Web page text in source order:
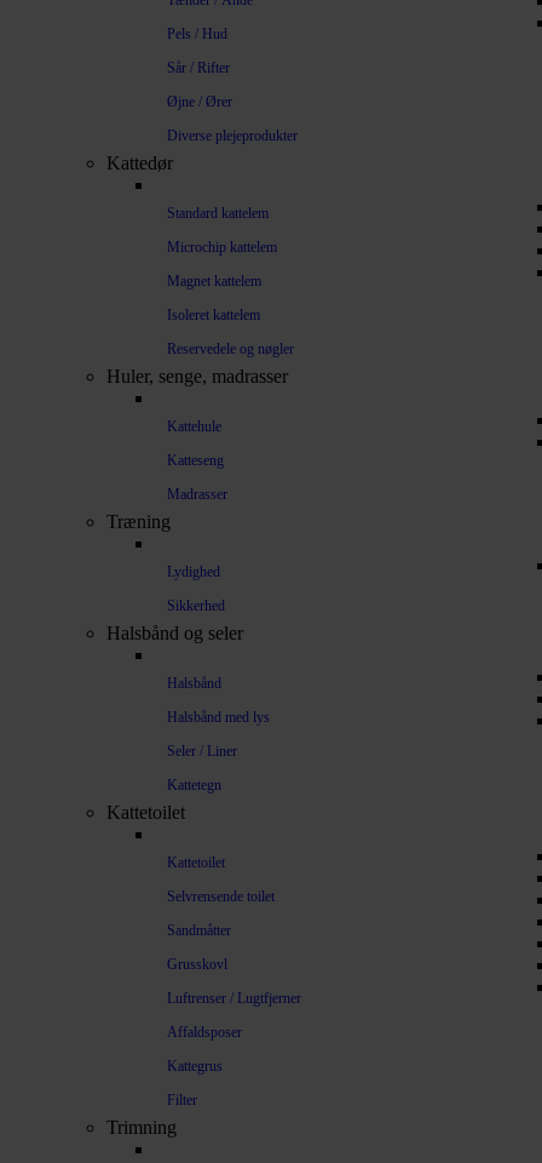
Pels / Hud
Sår / Rifter
Øjne / Ører
Diverse plejeprodukter
Kattedør
Standard kattelem
Microchip kattelem
Magnet kattelem
Isoleret kattelem
Reservedele og nøgler
Huler, senge, madrasser
Kattehule
Katteseng
Madrasser
Træning
Lydighed
Sikkerhed
Halsbånd og seler
Halsbånd
Halsbånd med lys
Seler / Liner
Kattetegn
Kattetoilet
Kattetoilet
Selvrensende toilet
Sandmåtter
Grusskovl
Luftrenser / Lugtfjerner
Affaldsposer
Kattegrus
Filter
Trimning